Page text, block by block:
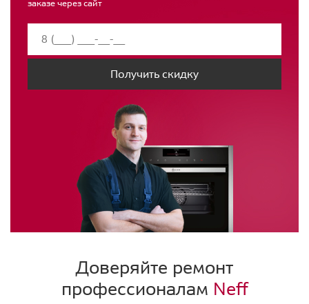
заказе через сайт
Получить скидку
Доверяйте ремонт
профессионалам Neff